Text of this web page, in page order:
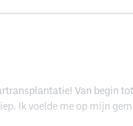
Van begin
Ik voelde me op mijn